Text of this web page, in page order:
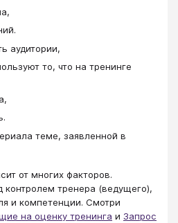
аудитории,
то, что на тренинге
теме, заявленной в
от многих факторов.
тренера (ведущего),
и компетенции. Смотри
на оценку тренинга и Запрос